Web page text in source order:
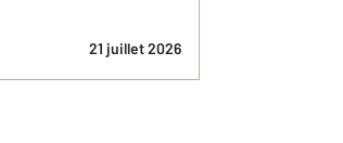
21 juillet 2026